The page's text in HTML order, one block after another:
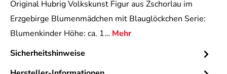
Original Hubrig Volkskunst Figur aus Zschorlau im
Erzgebirge Blumenmädchen mit Blauglöckchen Serie:
Blumenkinder Höhe: ca. 1… Mehr
Sicherheitshinweise